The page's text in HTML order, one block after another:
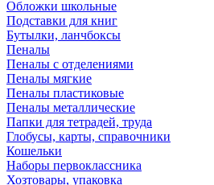
Обложки школьные
Подставки для книг
Бутылки, ланчбоксы
Пеналы
Пеналы с отделениями
Пеналы мягкие
Пеналы пластиковые
Пеналы металлические
Папки для тетрадей, труда
Глобусы, карты, справочники
Кошельки
Наборы первоклассника
Хозтовары, упаковка